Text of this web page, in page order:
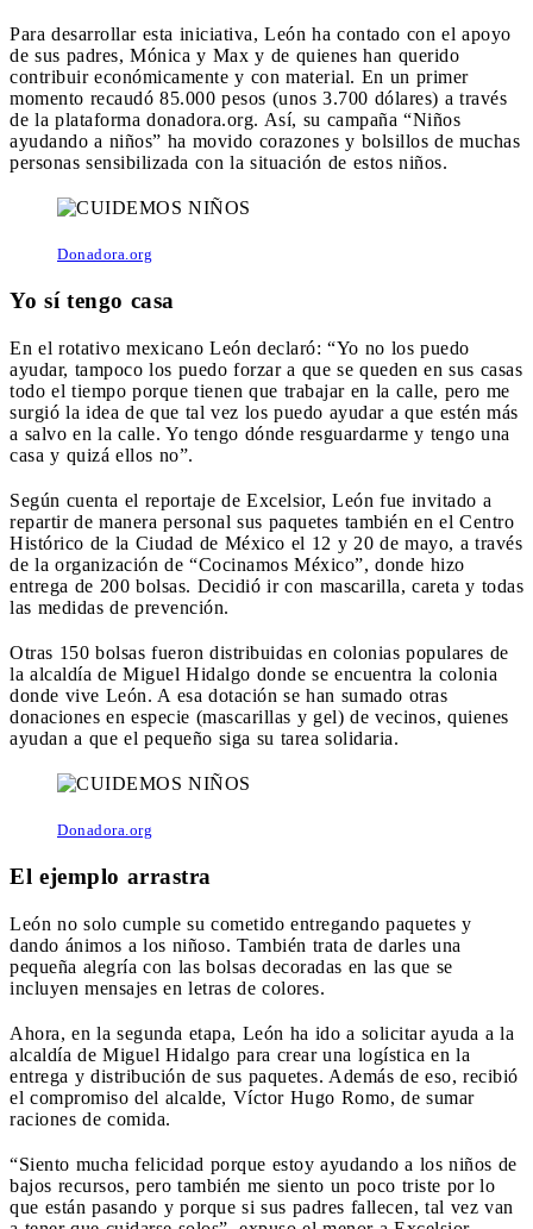
Para desarrollar esta iniciativa, León ha contado con el apoyo
de sus padres, Mónica y Max y de quienes han querido
contribuir económicamente y con material. En un primer
momento recaudó 85.000 pesos (unos 3.700 dólares) a través
de la plataforma donadora.org. Así, su campaña “Niños
ayudando a niños” ha movido corazones y bolsillos de muchas
personas sensibilizada con la situación de estos niños.
Donadora.org
Yo sí tengo casa
En el rotativo mexicano León declaró: “Yo no los puedo
ayudar, tampoco los puedo forzar a que se queden en sus casas
todo el tiempo porque tienen que trabajar en la calle, pero me
surgió la idea de que tal vez los puedo ayudar a que estén más
a salvo en la calle. Yo tengo dónde resguardarme y tengo una
casa y quizá ellos no”.
Según cuenta el reportaje de Excelsior, León fue invitado a
repartir de manera personal sus paquetes también en el Centro
Histórico de la Ciudad de México el 12 y 20 de mayo, a través
de la organización de “Cocinamos México”, donde hizo
entrega de 200 bolsas. Decidió ir con mascarilla, careta y todas
las medidas de prevención.
Otras 150 bolsas fueron distribuidas en colonias populares de
la alcaldía de Miguel Hidalgo donde se encuentra la colonia
donde vive León. A esa dotación se han sumado otras
donaciones en especie (mascarillas y gel) de vecinos, quienes
ayudan a que el pequeño siga su tarea solidaria.
Donadora.org
El ejemplo arrastra
León no solo cumple su cometido entregando paquetes y
dando ánimos a los niñoso. También trata de darles una
pequeña alegría con las bolsas decoradas en las que se
incluyen mensajes en letras de colores.
Ahora, en la segunda etapa, León ha ido a solicitar ayuda a la
alcaldía de Miguel Hidalgo para crear una logística en la
entrega y distribución de sus paquetes. Además de eso, recibió
el compromiso del alcalde, Víctor Hugo Romo, de sumar
raciones de comida.
“Siento mucha felicidad porque estoy ayudando a los niños de
bajos recursos, pero también me siento un poco triste por lo
que están pasando y porque si sus padres fallecen, tal vez van